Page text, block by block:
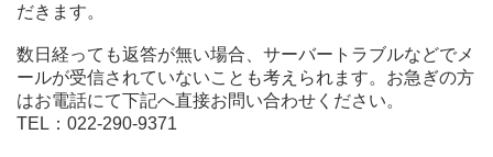
だきます。
数日経っても返答が無い場合、サーバートラブルなどでメ
ールが受信されていないことも考えられます。お急ぎの方
はお電話にて下記へ直接お問い合わせください。
TEL：022-290-9371